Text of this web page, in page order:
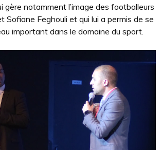
gère notamment l’image des footballeurs
Sofiane Feghouli et qui lui a permis de se
important dans le domaine du sport.